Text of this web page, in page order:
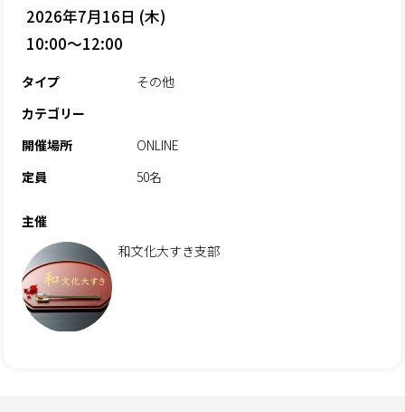
2026年7月16日 (木)
10:00～12:00
タイプ
その他
カテゴリー
開催場所
ONLINE
定員
50名
主催
和文化大すき支部